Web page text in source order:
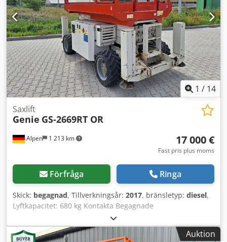
1 / 14
Alpen 1 213 km
Saxlift
Genie GS-2669RT OR
17 000 €
Fast pris plus moms
Förfråga Ringa
Skick: begagnad, Tillverkningsår: 2017, bränsletyp: diesel,
Lyftkapacitet: 680 kg Kontakta Begagnade
Utrustningscenter för mer information. Dcsdszm E A Ispfx
Adyjk
Auktion